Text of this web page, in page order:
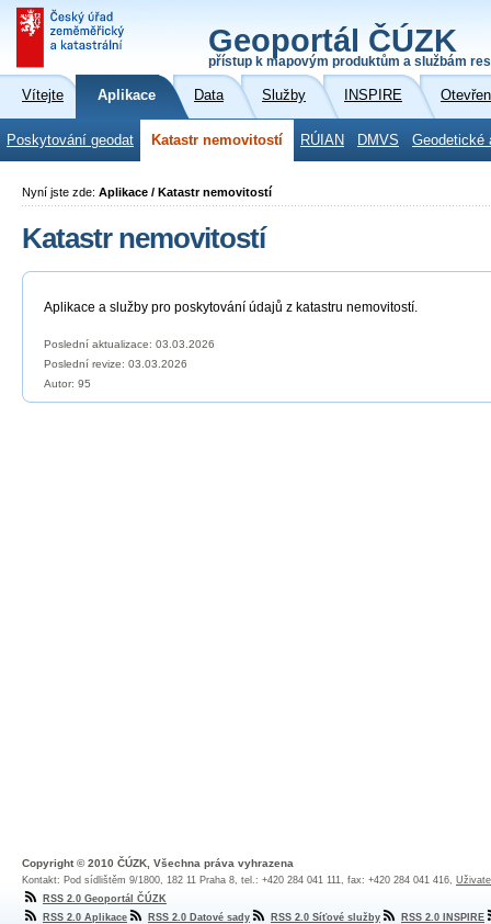
Geoportál ČÚZK
přístup k mapovým produktům a službám
Vítejte Aplikace Data Služby INSPIRE
Poskytování geodat Katastr nemovitostí RÚIAN DMVS Geodetické
Nyní jste zde: Aplikace / Katastr nemovitostí
Katastr nemovitostí
Aplikace a služby pro poskytování údajů z katastru nemovitostí.
Poslední aktualizace: 03.03.2026
Poslední revize: 03.03.2026
Autor: 95
Copyright © 2010 ČÚZK, Všechna práva vyhrazena
Kontakt: Pod sídlištěm 9/1800, 182 11 Praha 8, tel.: +420 284 041 111, fax: +420 284 041 416,
RSS 2.0 Geoportál ČÚZK
RSS 2.0 Aplikace
RSS 2.0 Datové sady RSS 2.0 Síťové služby RSS 2.0 INSPIRE